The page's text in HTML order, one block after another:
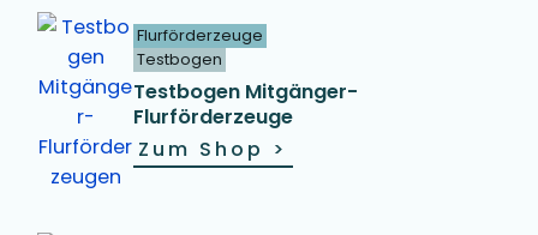
Flurförderzeuge
Testbogen
Testbogen Mitgänger-
Flurförderzeuge
Zum Shop >